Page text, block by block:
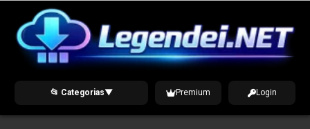
content
📂 Categorias▼ Premium Login